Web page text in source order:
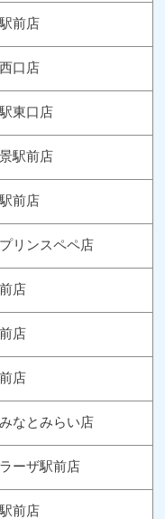
前店
口店
東口店
駅前店
前店
リンスペペ店
店
店
店
なとみらい店
ーザ駅前店
前店